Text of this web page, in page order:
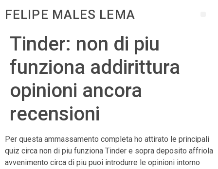
FELIPE MALES LEMA
Tinder: non di piu
funziona addirittura
opinioni ancora
recensioni
Per questa ammassamento completa ho attirato le principali
quiz circa non di piu funziona Tinder e sopra deposito affriola
avvenimento circa di piu puoi introdurre le opinioni intorno